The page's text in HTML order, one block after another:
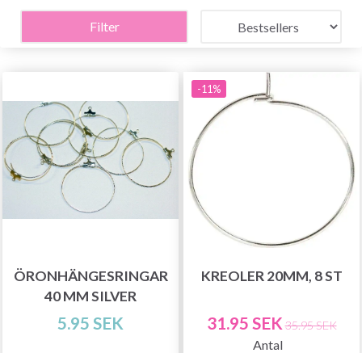
Filter
ÖRONHÄNGESRINGAR
40 MM SILVER
5.95 SEK
-11%
KREOLER 20MM, 8 ST
31.95 SEK 35.95 SEK
Antal